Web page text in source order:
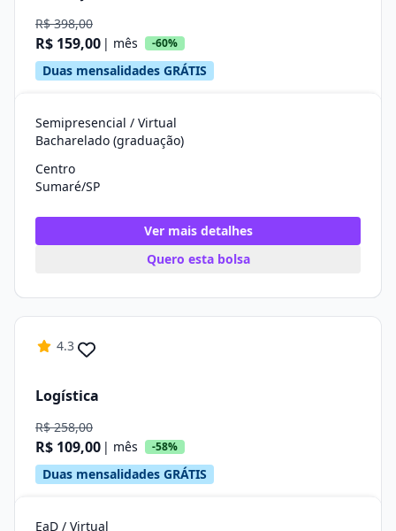
R$ 398,00
R$ 159,00 | mês -60%
Duas mensalidades GRÁTIS
Semipresencial / Virtual
Bacharelado (graduação)
Centro
Sumaré/SP
Ver mais detalhes
Quero esta bolsa
4.3
Logística
R$ 258,00
R$ 109,00 | mês -58%
Duas mensalidades GRÁTIS
EaD / Virtual